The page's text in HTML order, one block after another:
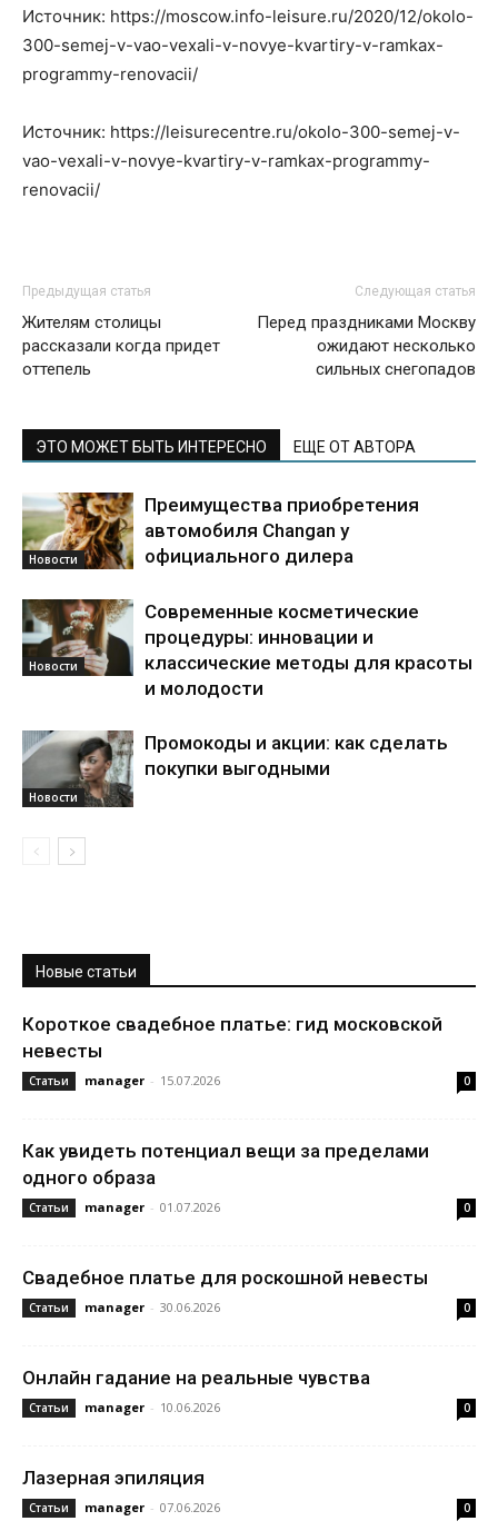
Источник: https://moscow.info-leisure.ru/2020/12/okolo-
300-semej-v-vao-vexali-v-novye-kvartiry-v-ramkax-
programmy-renovacii/
Источник: https://leisurecentre.ru/okolo-300-semej-v-
vao-vexali-v-novye-kvartiry-v-ramkax-programmy-
renovacii/
Предыдущая статья
Жителям столицы
рассказали когда придет
оттепель
Следующая статья
Перед праздниками Москву
ожидают несколько
сильных снегопадов
ЭТО МОЖЕТ БЫТЬ ИНТЕРЕСНО ЕЩЕ ОТ АВТОРА
Новости
Преимущества приобретения
автомобиля Changan у
официального дилера
Новости
Современные косметические
процедуры: инновации и
классические методы для красоты
и молодости
Новости
Промокоды и акции: как сделать
покупки выгодными
Новые статьи
Короткое свадебное платье: гид московской
невесты
Статьи manager - 15.07.2026 0
Как увидеть потенциал вещи за пределами
одного образа
Статьи manager - 01.07.2026 0
Свадебное платье для роскошной невесты
Статьи manager - 30.06.2026 0
Онлайн гадание на реальные чувства
Статьи manager - 10.06.2026 0
Лазерная эпиляция
Статьи manager - 07.06.2026 0